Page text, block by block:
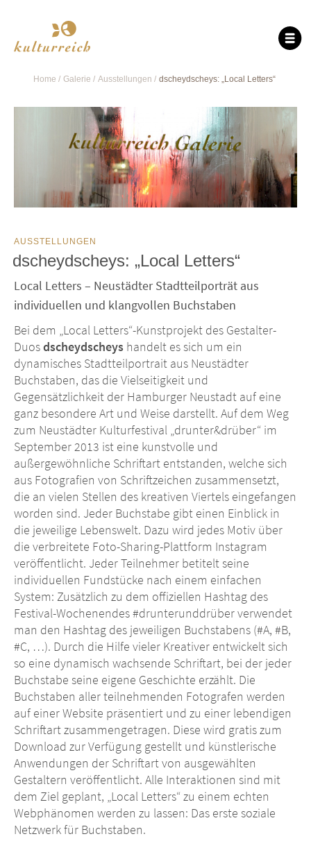
Home Galerie Ausstellungen dscheydscheys: „Local Letters“
AUSSTELLUNGEN
dscheydscheys: „Local Letters“
Local Letters – Neustädter Stadtteilporträt aus
individuellen und klangvollen Buchstaben
Bei dem „Local Letters“-Kunstprojekt des Gestalter-
Duosdscheydscheys handelt es sich um ein
dynamisches Stadtteilportrait aus Neustädter
Buchstaben, das die Vielseitigkeit und
Gegensätzlichkeit der Hamburger Neustadt auf eine
ganz besondere Art und Weise darstellt. Auf dem Weg
zum Neustädter Kulturfestival „drunter&drüber“ im
September 2013 ist eine kunstvolle und
außergewöhnliche Schriftart entstanden, welche sich
aus Fotografien von Schriftzeichen zusammensetzt,
die an vielen Stellen des kreativen Viertels eingefangen
worden sind. Jeder Buchstabe gibt einen Einblick in
die jeweilige Lebenswelt. Dazu wird jedes Motiv über
die verbreitete Foto-Sharing-Plattform Instagram
veröffentlicht. Jeder Teilnehmer betitelt seine
individuellen Fundstücke nach einem einfachen
System: Zusätzlich zu dem offiziellen Hashtag des
Festival-Wochenendes #drunterunddrüber verwendet
man den Hashtag des jeweiligen Buchstabens (#A, #B,
#C, …). Durch die Hilfe vieler Kreativer entwickelt sich
so eine dynamisch wachsende Schriftart, bei der jeder
Buchstabe seine eigene Geschichte erzählt. Die
Buchstaben aller teilnehmenden Fotografen werden
auf einer Website präsentiert und zu einer lebendigen
Schriftart zusammengetragen. Diese wird gratis zum
Download zur Verfügung gestellt und künstlerische
Anwendungen der Schriftart von ausgewählten
Gestaltern veröffentlicht. Alle Interaktionen sind mit
dem Ziel geplant, „Local Letters“ zu einem echten
Webphänomen werden zu lassen: Das erste soziale
Netzwerk für Buchstaben.